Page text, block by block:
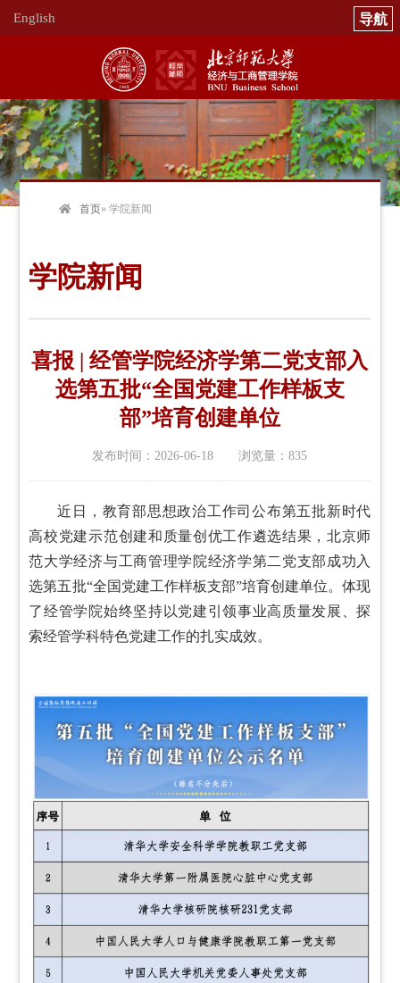
English
首页» 学院新闻
学院新闻
喜报 | 经管学院经济学第二党支部入
选第五批“全国党建工作样板支
部”培育创建单位
发布时间：2026-06-18 浏览量：835
近日，教育部思想政治工作司公布第五批新时代
高校党建示范创建和质量创优工作遴选结果，北京师
范大学经济与工商管理学院经济学第二党支部成功入
选第五批“全国党建工作样板支部”培育创建单位。体现
了经管学院始终坚持以党建引领事业高质量发展、探
索经管学科特色党建工作的扎实成效。